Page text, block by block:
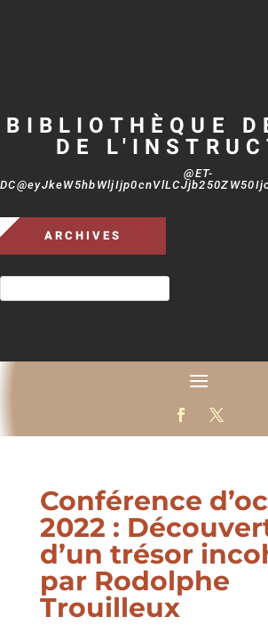
BIBLIOTHÈQUE
DE
@ET-
ARCHIVES
Conférence
2022 :
d’un trésor
par Rodolphe
Trouilleux